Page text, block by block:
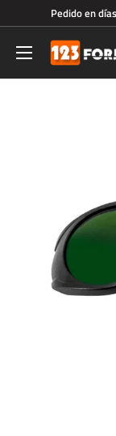
directamente
contenido
Pedido en
123forja.es